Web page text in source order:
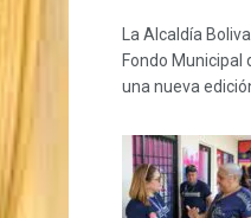
La Alcaldía
Fondo Municipal
una nueva edición